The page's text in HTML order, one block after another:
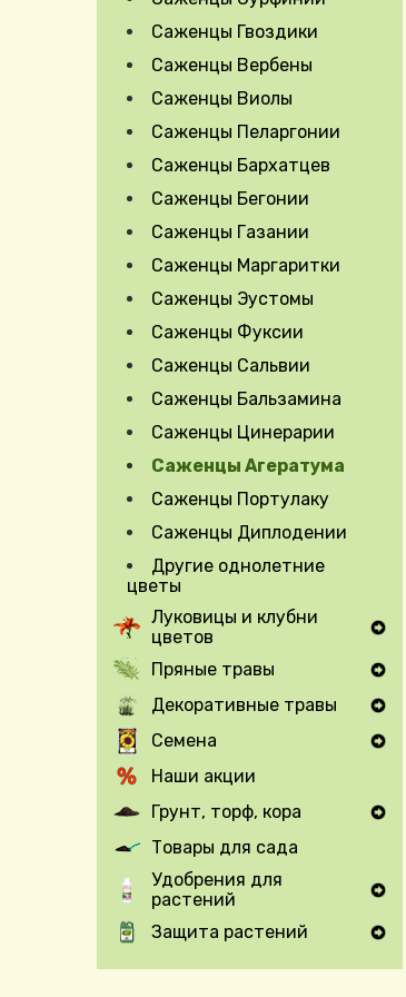
Expand Secondary Navigation Menu
Саженцы Гвоздики
Саженцы Вербены
Саженцы Виолы
Саженцы Пеларгонии
Саженцы Бархатцев
Саженцы Бегонии
Саженцы Газании
Саженцы Маргаритки
Саженцы Эустомы
Саженцы Фуксии
Саженцы Сальвии
Саженцы Бальзамина
Саженцы Цинерарии
Саженцы Агератума
Саженцы Портулаку
Саженцы Диплодении
Другие однолетние
цветы
Луковицы и клубни
цветов
Expand Secondary Navigation Menu
Пряные травы
Expand Secondary Navigation Menu
Декоративные травы
Expand Secondary Navigation Menu
Семена
Expand Secondary Navigation Menu
Наши акции
Грунт, торф, кора
Expand Secondary Navigation Menu
Товары для сада
Удобрения для
растений
Expand Secondary Navigation Menu
Защита растений
Expand Secondary Navigation Menu